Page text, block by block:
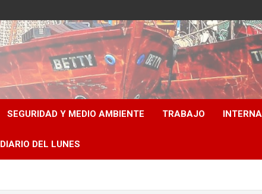
SEGURIDAD Y MEDIO AMBIENTE TRABAJO
DIARIO DEL LUNES